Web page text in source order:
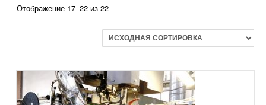
Отображение 17–22 из 22